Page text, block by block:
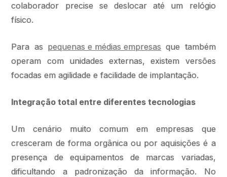
colaborador precise se deslocar até um relógio
físico.
Para as pequenas e médias empresas que também
operam com unidades externas, existem versões
focadas em agilidade e facilidade de implantação.
Integração total entre diferentes tecnologias
Um cenário muito comum em empresas que
cresceram de forma orgânica ou por aquisições é a
presença de equipamentos de marcas variadas,
dificultando a padronização da informação. No